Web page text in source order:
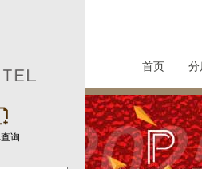
首页 分
询